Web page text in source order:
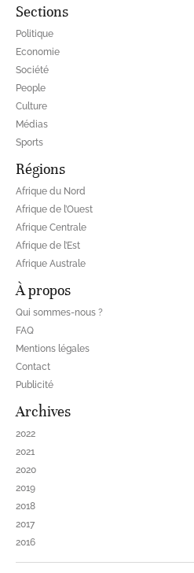
Sections
Politique
Economie
Société
People
Culture
Médias
Sports
Régions
Afrique du Nord
Afrique de l’Ouest
Afrique Centrale
Afrique de l’Est
Afrique Australe
À propos
Qui sommes-nous ?
FAQ
Mentions légales
Contact
Publicité
Archives
2022
2021
2020
2019
2018
2017
2016